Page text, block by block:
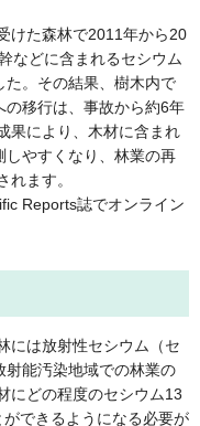
けた森林で2011年から20
などに含まれるセシウム
た。その結果、樹木内で
移行は、事故から約6年
果により、木材に含まれ
しやすくなり、林業の再
れます。
Reports誌でオンライン
には放射性セシウム（セ
射能汚染地域での林業の
にどの程度のセシウム13
できるようになる必要が